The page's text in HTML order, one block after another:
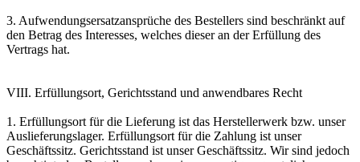
3. Aufwendungsersatzansprüche des Bestellers sind beschränkt auf
den Betrag des Interesses, welches dieser an der Erfüllung des
Vertrags hat.
VIII. Erfüllungsort, Gerichtsstand und anwendbares Recht
1. Erfüllungsort für die Lieferung ist das Herstellerwerk bzw. unser
Auslieferungslager. Erfüllungsort für die Zahlung ist unser
Geschäftssitz. Gerichtsstand ist unser Geschäftssitz. Wir sind jedoch